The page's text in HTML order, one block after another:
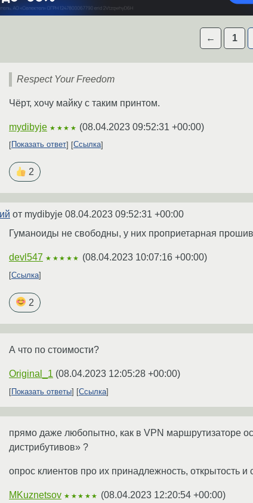
← 1
Respect Your Freedom
Чёрт, хочу майку с таким принтом.
mydibyje ★★★★ (08.04.2023 09:52:31 +00:00)
Показать ответ Ссылка
2
от mydibyje 08.04.2023 09:52:31 +00:00
Гуманоиды не свободны, у них проприетарная
devl547 ★★★★★ (08.04.2023 10:07:16 +00:00)
Ссылка
2
А что по стоимости?
Original_1 (08.04.2023 12:05:28 +00:00)
Показать ответы Ссылка
прямо даже любопытно, как в VPN маршрутизаторе
дистрибутивов» ?
опрос клиентов про их принадлежность, открытость и
MKuznetsov ★★★★★ (08.04.2023 12:20:54 +00:00)